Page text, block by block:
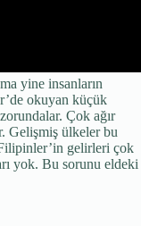
yine insanların
okuyan küçük
Çok ağır
Gelişmiş ülkeler bu
gelirleri çok
yok. Bu sorunu eldeki